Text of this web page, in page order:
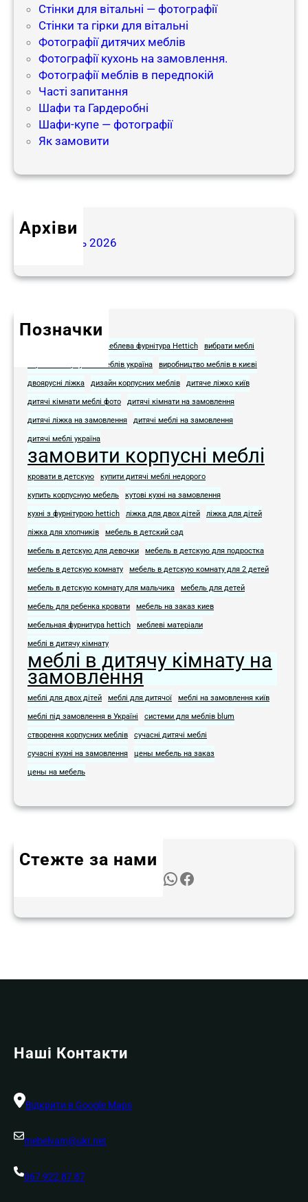
Стінки для вітальні — фотографії
Стінки та гірки для вітальні
Фотографії дитячих меблів
Фотографії кухонь на замовлення.
Фотографії меблів в передпокій​
Часті запитання
Шафи та Гардеробні
Шафи-купе — фотографії
Як замовити
Архіви
Травень 2026
Позначки
Меблева фурнітура Hettich вибрати меблі
виробник корпусних меблів україна виробництво меблів в києві
двоярусні ліжка дизайн корпусних меблів дитяче ліжко київ
дитячі кімнати меблі фото​ дитячі кімнати на замовлення
дитячі ліжка на замовлення дитячі меблі на замовлення​
дитячі меблі україна
замовити корпусні меблі
кровати в детскую купити дитячі меблі недорого
купить корпусную мебель кутові кухні на замовлення
кухні з фурнітурою hettich ліжка для двох дітей ліжка для дітей
ліжка для хлопчиків мебель в детский сад
мебель в детскую для девочки мебель в детскую для подростка​
мебель в детскую комнату мебель в детскую комнату для 2 детей
мебель в детскую комнату для мальчика мебель для детей
мебель для ребенка кровати мебель на заказ киев
мебельная фурнитура hettich меблеві матеріали
меблі в дитячу кімнату
меблі в дитячу кімнату на
замовлення
меблі для двох дітей меблі для дитячої меблі на замовлення київ
меблі під замовлення в Україні системи для меблів blum
створення корпусних меблів сучасні дитячі меблі
сучасні кухні на замовлення цены мебель на заказ
цены на мебель
Стежте за нами
WhatsApp Facebook
Наші Контакти
Відкрити в Google Maps
mebelvam@ukr.net
067 922 87 87